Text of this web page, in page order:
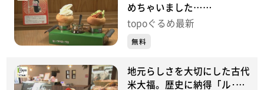
めちゃいました…
「HIPCROPS」（大崎市田尻
るめ】
topoぐるめ最新
無料
地元らしさを大切にした古代
米大福。歴史に納得「ル･シ